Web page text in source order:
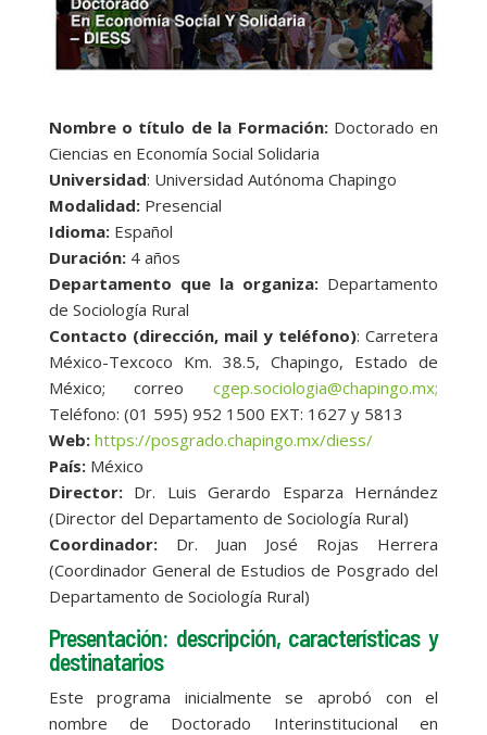
Nombre o título de la Formación:Doctorado en
Ciencias en Economía Social Solidaria
Universidad: Universidad Autónoma Chapingo
Modalidad:Presencial
Idioma:Español
Duración:4 años
Departamento que la organiza: Departamento
de Sociología Rural
Contacto (dirección, mail y teléfono): Carretera
México-Texcoco Km. 38.5, Chapingo, Estado de
México; correocgep.sociologia@chapingo.mx;
Teléfono: (01 595) 952 1500 EXT: 1627 y 5813
Web: https://posgrado.chapingo.mx/diess/
País:México
Director: Dr. Luis Gerardo Esparza Hernández
(Director del Departamento de Sociología Rural)
Coordinador:Dr. Juan José Rojas Herrera
(Coordinador General de Estudios de Posgrado del
Departamento de Sociología Rural)
Presentación: descripción, características y
destinatarios
Este programa inicialmente se aprobó con el
nombre de Doctorado Interinstitucional en